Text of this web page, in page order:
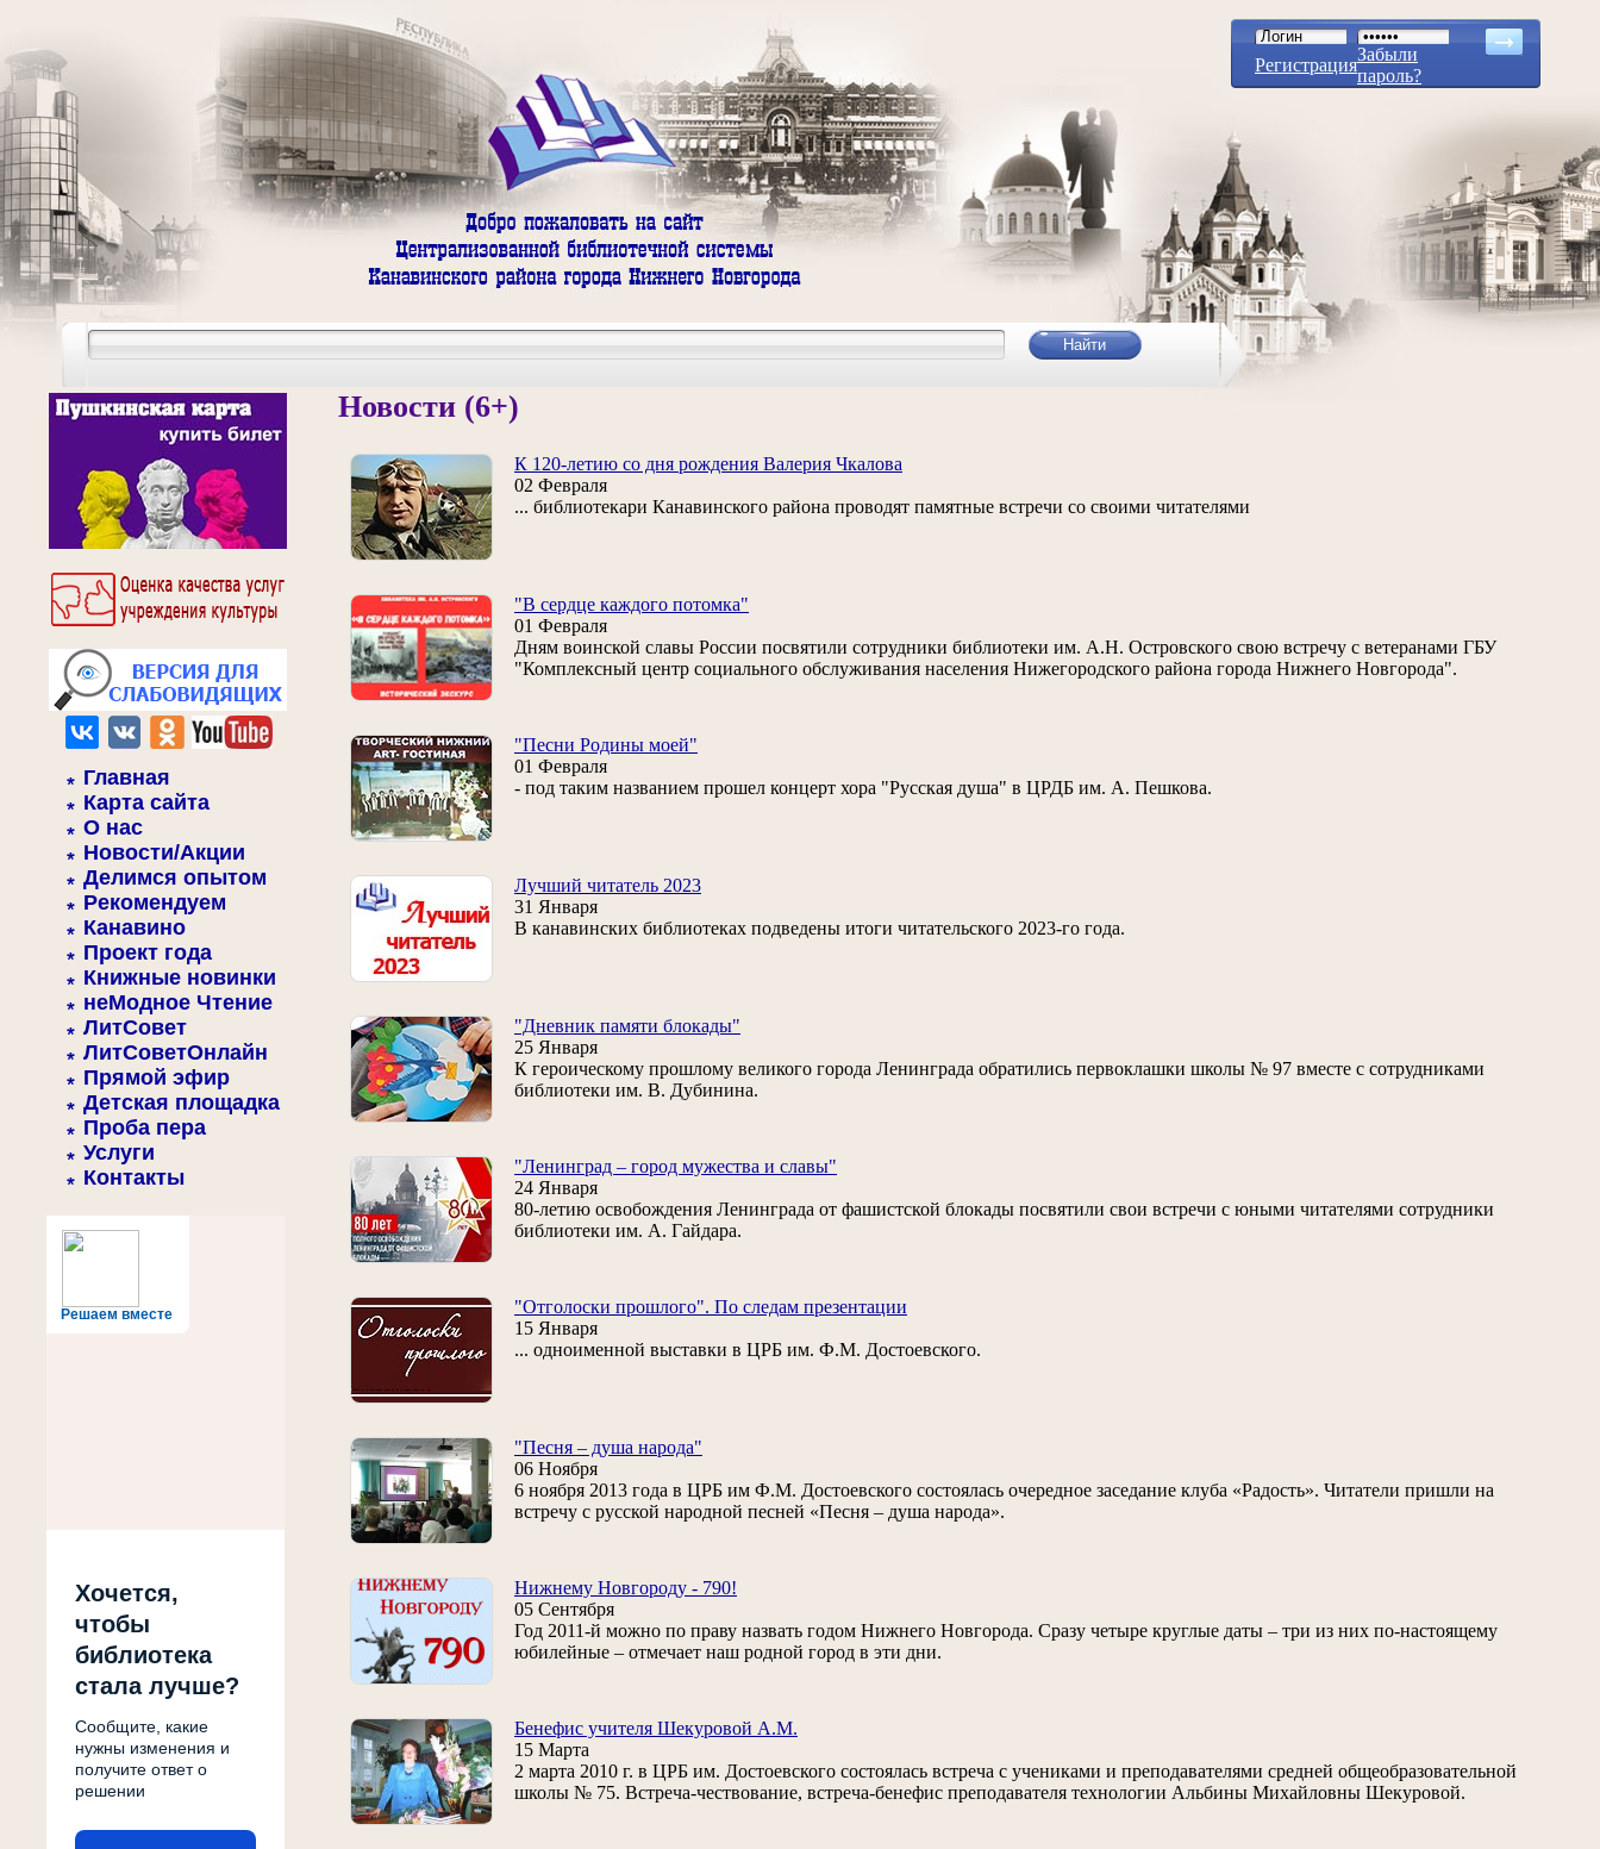
Регистрация
Забыли
пароль?
Главная
Карта сайта
О нас
Новости/Акции
Делимся опытом
Рекомендуем
Канавино
Проект года
Книжные новинки
неМодное Чтение
ЛитСовет
ЛитСоветОнлайн
Прямой эфир
Детская площадка
Проба пера
Услуги
Контакты
Решаем вместе
Хочется,
чтобы
библиотека
стала лучше?
Сообщите, какие
нужны изменения и
получите ответ о
решении
Новости (6+)
К 120-летию со дня рождения Валерия Чкалова
02 Февраля
... библиотекари Канавинского района проводят памятные встречи со своими читателями
"В сердце каждого потомка"
01 Февраля
Дням воинской славы России посвятили сотрудники библиотеки им. А.Н. Островского свою встречу с ветеранами ГБУ
"Комплексный центр социального обслуживания населения Нижегородского района города Нижнего Новгорода".
"Песни Родины моей"
01 Февраля
- под таким названием прошел концерт хора "Русская душа" в ЦРДБ им. А. Пешкова.
Лучший читатель 2023
31 Января
В канавинских библиотеках подведены итоги читательского 2023-го года.
"Дневник памяти блокады"
25 Января
К героическому прошлому великого города Ленинграда обратились первоклашки школы № 97 вместе с сотрудниками
библиотеки им. В. Дубинина.
"Ленинград – город мужества и славы"
24 Января
80-летию освобождения Ленинграда от фашистской блокады посвятили свои встречи с юными читателями сотрудники
библиотеки им. А. Гайдара.
"Отголоски прошлого". По следам презентации
15 Января
... одноименной выставки в ЦРБ им. Ф.М. Достоевского.
"Песня – душа народа"
06 Ноября
6 ноября 2013 года в ЦРБ им Ф.М. Достоевского состоялась очередное заседание клуба «Радость». Читатели пришли на
встречу с русской народной песней «Песня – душа народа».
Нижнему Новгороду - 790!
05 Сентября
Год 2011-й можно по праву назвать годом Нижнего Новгорода. Сразу четыре круглые даты – три из них по-настоящему
юбилейные – отмечает наш родной город в эти дни.
Бенефис учителя Шекуровой А.М.
15 Марта
2 марта 2010 г. в ЦРБ им. Достоевского состоялась встреча с учениками и преподавателями средней общеобразовательной
школы № 75. Встреча-чествование, встреча-бенефис преподавателя технологии Альбины Михайловны Шекуровой.